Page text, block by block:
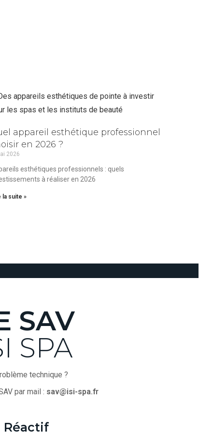
appareil esthétique professionnel
en 2026 ?
2026
esthétiques professionnels : quels
à réaliser en 2026
la suite »
SAV
SPA
technique ?
par mail : sav@isi-spa.fr
Réactif